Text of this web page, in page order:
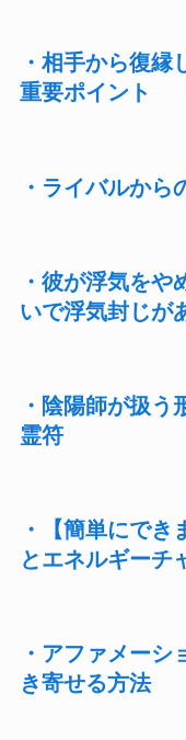
・相手から復縁
重要ポイント
・ライバルから
・彼が浮気をや
いで浮気封じが
・陰陽師が扱う
霊符
・【簡単にでき
とエネルギーチ
・アファメーシ
き寄せる方法